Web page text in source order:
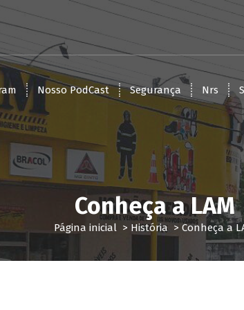
Nosso PodCast Segurança Nrs
Conheça a LAM
Página inicial > História > Conheça a